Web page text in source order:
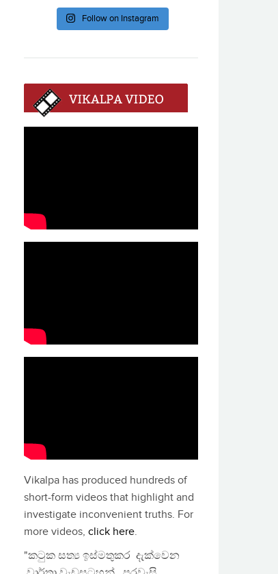
Follow on Instagram
Vikalpa has produced hundreds of
short-form videos that highlight and
investigate inconvenient truths. For
more videos, click here.
"කටුක සත්‍ය ඉස්මතුකර දැක්වෙන